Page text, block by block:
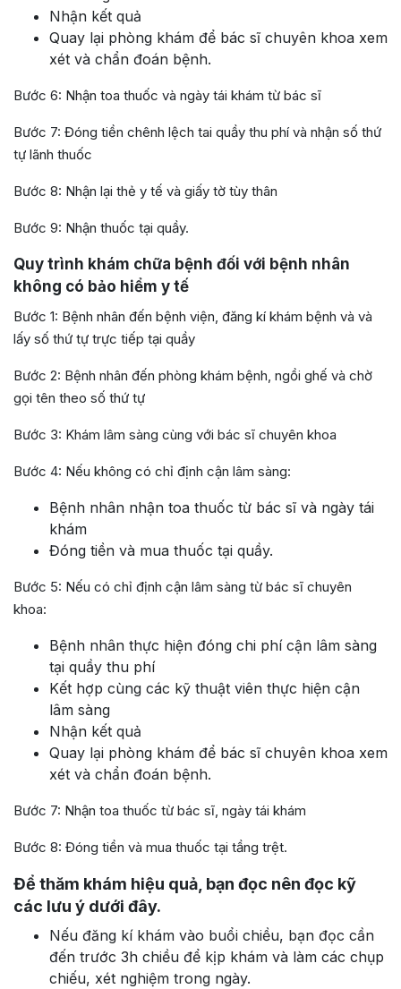
Nhận kết quả
Quay lại phòng khám để bác sĩ chuyên khoa xem
xét và chẩn đoán bệnh.
Bước 6: Nhận toa thuốc và ngày tái khám từ bác sĩ
Bước 7: Đóng tiền chênh lệch tai quầy thu phí và nhận số thứ
tự lãnh thuốc
Bước 8: Nhận lại thẻ y tế và giấy tờ tùy thân
Bước 9: Nhận thuốc tại quầy.
Quy trình khám chữa bệnh đối với bệnh nhân
không có bảo hiểm y tế
Bước 1: Bệnh nhân đến bệnh viện, đăng kí khám bệnh và và
lấy số thứ tự trực tiếp tại quầy
Bước 2: Bệnh nhân đến phòng khám bệnh, ngồi ghế và chờ
gọi tên theo số thứ tự
Bước 3: Khám lâm sàng cùng với bác sĩ chuyên khoa
Bước 4: Nếu không có chỉ định cận lâm sàng:
Bệnh nhân nhận toa thuốc từ bác sĩ và ngày tái
khám
Đóng tiền và mua thuốc tại quầy.
Bước 5: Nếu có chỉ định cận lâm sàng từ bác sĩ chuyên
khoa:
Bệnh nhân thực hiện đóng chi phí cận lâm sàng
tại quầy thu phí
Kết hợp cùng các kỹ thuật viên thực hiện cận
lâm sàng
Nhận kết quả
Quay lại phòng khám để bác sĩ chuyên khoa xem
xét và chẩn đoán bệnh.
Bước 7: Nhận toa thuốc từ bác sĩ, ngày tái khám
Bước 8: Đóng tiền và mua thuốc tại tầng trệt.
Để thăm khám hiệu quả, bạn đọc nên đọc kỹ
các lưu ý dưới đây.
Nếu đăng kí khám vào buổi chiều, bạn đọc cần
đến trước 3h chiều để kịp khám và làm các chụp
chiếu, xét nghiệm trong ngày.